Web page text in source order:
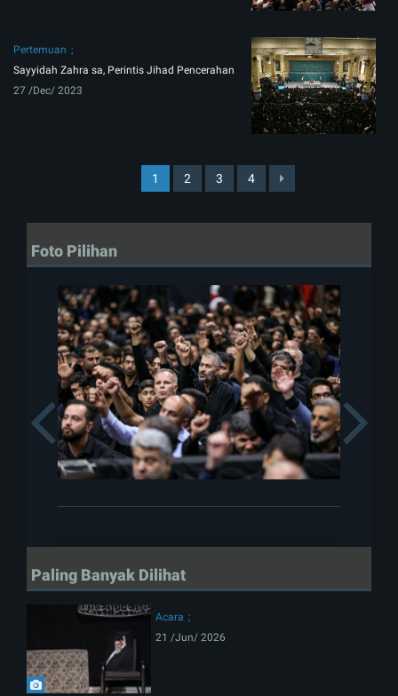
Pertemuan
Sayyidah Zahra sa, Perintis Jihad Pencerahan
27 /Dec/ 2023
1 2 3 4
Foto Pilihan
Previous
Paling Banyak Dilihat
Acara
21 /Jun/ 2026